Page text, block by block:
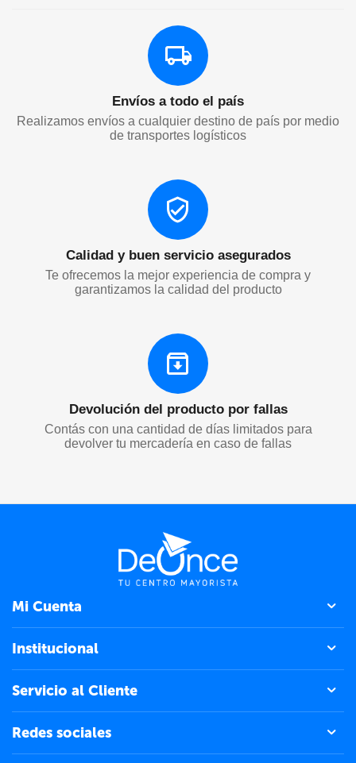
ALFOMBRA BATH DE BAÑO - COD:
SBK-CAR04
En stock
Organizador RH2587-100
Cod.artículo: RH2587
En stock
6.200,00
Raqueta Matamoscas LT-001B-60
Cod.artículo:
LT-001B
En stock
Esponja SMY2607-1200
Cod.artículo:
SMY2607
$6.000,23
$4.958,87
Cod.artículo:
En stock